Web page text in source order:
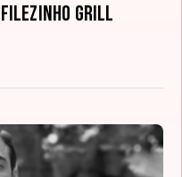
Grill